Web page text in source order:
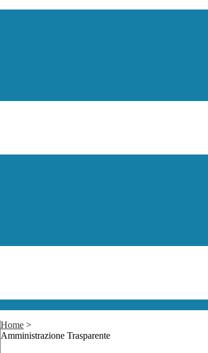
Home >
Amministrazione Trasparente